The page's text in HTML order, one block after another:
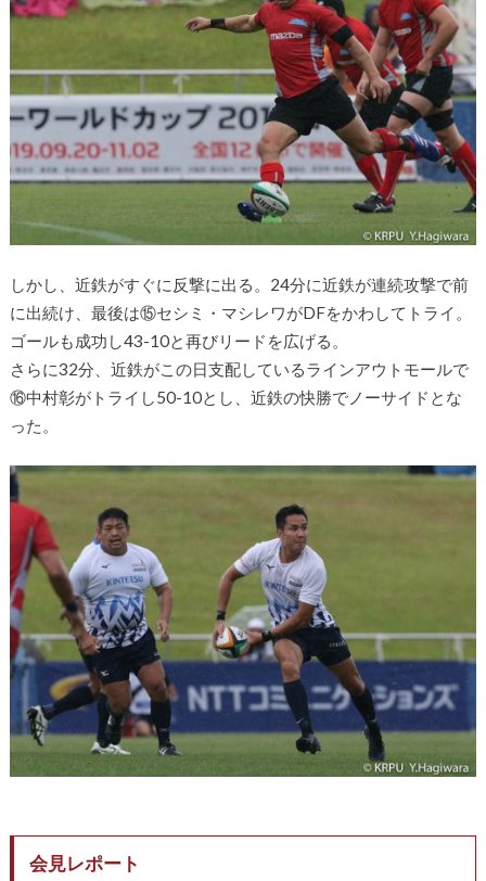
しかし、近鉄がすぐに反撃に出る。24分に近鉄が連続攻撃で前
に出続け、最後は⑮セシミ・マシレワがDFをかわしてトライ。
ゴールも成功し43-10と再びリードを広げる。
さらに32分、近鉄がこの日支配しているラインアウトモールで
⑯中村彰がトライし50-10とし、近鉄の快勝でノーサイドとな
った。
会見レポート